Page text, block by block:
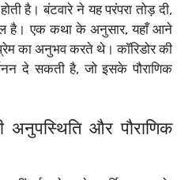
है। बंटवारे ने यह परंपरा तोड़ दी,
है। एक कथा के अनुसार, यहाँ आने
का अनुभव करते थे। कॉरिडोर की
दे सकती है, जो इसके पौराणिक
अनुपस्थिति और पौराणिक